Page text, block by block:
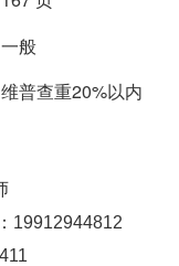
般
普查重20%以内
19912944812